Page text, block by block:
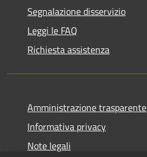
Segnalazione disservizio
Leggi le FAQ
Richiesta assistenza
Amministrazione trasparente
Informativa privacy
Note legali